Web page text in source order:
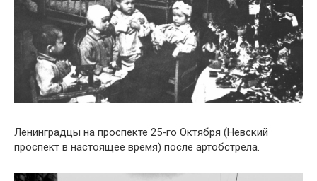
Ленинградцы на проспекте 25-го Октября (Невский
проспект в настоящее время) после артобстрела.